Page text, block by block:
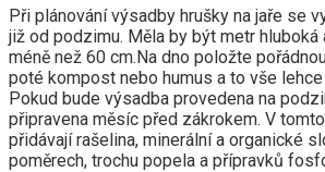
Při plánování výsadby hrušky na jaře se
již od podzimu. Měla by být metr hluboká
méně než 60 cm.Na dno položte
poté kompost nebo humus a to vše
Pokud bude výsadba provedena na
připravena měsíc před zákrokem. V
přidávají rašelina, minerální a organické
poměrech, trochu popela a přípravků